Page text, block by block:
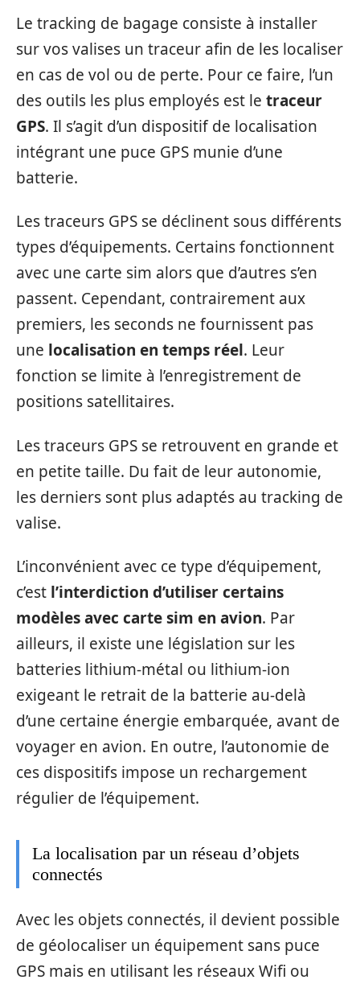
Le tracking de bagage consiste à installer
sur vos valises un traceur afin de les localiser
en cas de vol ou de perte. Pour ce faire, l’un
des outils les plus employés est le traceur
GPS. Il s’agit d’un dispositif de localisation
intégrant une puce GPS munie d’une
batterie.
Les traceurs GPS se déclinent sous différents
types d’équipements. Certains fonctionnent
avec une carte sim alors que d’autres s’en
passent. Cependant, contrairement aux
premiers, les seconds ne fournissent pas
une localisation en temps réel. Leur
fonction se limite à l’enregistrement de
positions satellitaires.
Les traceurs GPS se retrouvent en grande et
en petite taille. Du fait de leur autonomie,
les derniers sont plus adaptés au tracking de
valise.
L’inconvénient avec ce type d’équipement,
c’est l’interdiction d’utiliser certains
modèles avec carte sim en avion. Par
ailleurs, il existe une législation sur les
batteries lithium-métal ou lithium-ion
exigeant le retrait de la batterie au-delà
d’une certaine énergie embarquée, avant de
voyager en avion. En outre, l’autonomie de
ces dispositifs impose un rechargement
régulier de l’équipement.
La localisation par un réseau d’objets
connectés
Avec les objets connectés, il devient possible
de géolocaliser un équipement sans puce
GPS mais en utilisant les réseaux Wifi ou